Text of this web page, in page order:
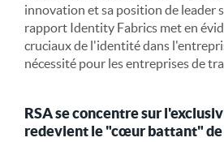
innovation et sa position de leader
rapport Identity Fabrics met en
cruciaux de l'identité dans
nécessité pour les entreprises de
RSA se concentre sur
redevient le "cœur battant" de